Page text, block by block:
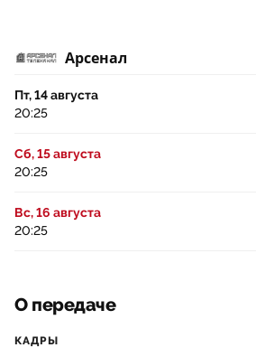
Арсенал
Пт, 14 августа
20:25
Сб, 15 августа
20:25
Вс, 16 августа
20:25
О передаче
КАДРЫ